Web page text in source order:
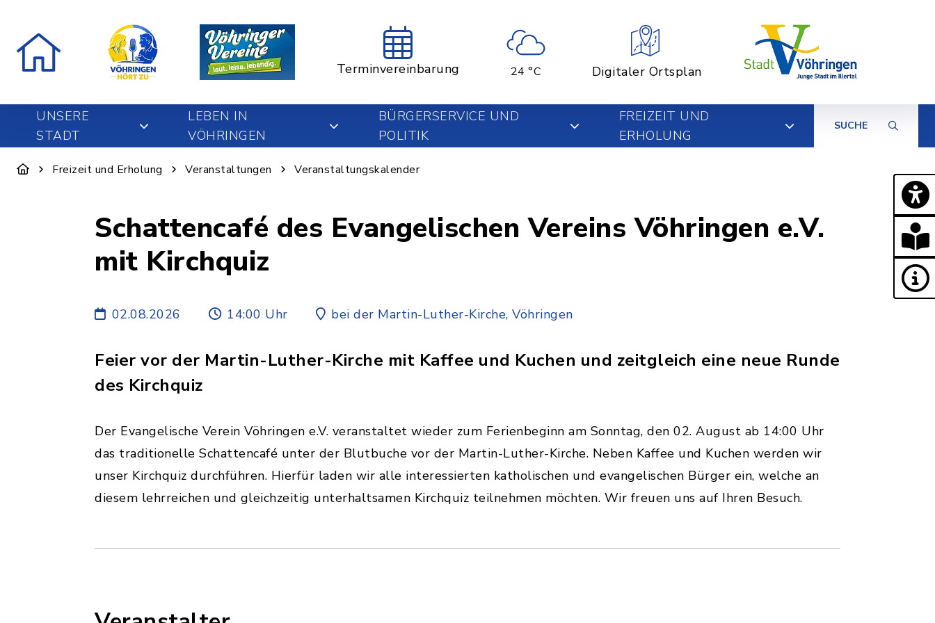
Terminvereinbarung 24 °C Digitaler Ortsplan
UNSERE
STADT
LEBEN IN
VÖHRINGEN
BÜRGERSERVICE UND
POLITIK
FREIZEIT UND
ERHOLUNG
SUCHE
Freizeit und Erholung Veranstaltungen Veranstaltungskalender
Schattencafé des Evangelischen Vereins Vöhringen e.V.
mit Kirchquiz
02.08.2026 14:00 Uhr bei der Martin-Luther-Kirche, Vöhringen
Feier vor der Martin-Luther-Kirche mit Kaffee und Kuchen und zeitgleich eine neue Runde
des Kirchquiz
Der Evangelische Verein Vöhringen e.V. veranstaltet wieder zum Ferienbeginn am Sonntag, den 02. August ab 14:00 Uhr
das traditionelle Schattencafé unter der Blutbuche vor der Martin-Luther-Kirche. Neben Kaffee und Kuchen werden wir
unser Kirchquiz durchführen. Hierfür laden wir alle interessierten katholischen und evangelischen Bürger ein, welche an
diesem lehrreichen und gleichzeitig unterhaltsamen Kirchquiz teilnehmen möchten. Wir freuen uns auf Ihren Besuch.